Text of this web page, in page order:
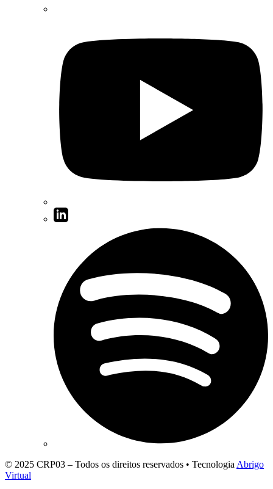
© 2025 CRP03 – Todos os direitos reservados • Tecnologia Abrigo
Virtual